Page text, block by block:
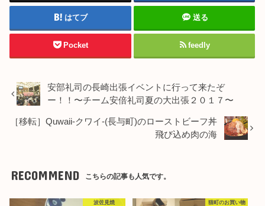
はてブ 送る
Pocket feedly
安部礼司の長崎出張イベントに行って来たぞ
ー！！〜チーム安倍礼司夏の大出張２０１７〜
［移転］Quwaii-クワイ-(長与町)のローストビーフ丼
飛び込め肉の海
RECOMMEND こちらの記事も人気です。
波佐見焼 猫町のお買い物